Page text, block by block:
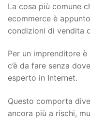
La cosa più comune
ecommerce è
condizioni di vendita
Per un imprenditore
c’è da fare senza
esperto in Internet.
Questo comporta
ancora più a rischi,